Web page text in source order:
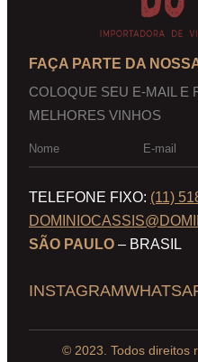
FAÇA PARTE DA
COLOQUE SEU E-MAIL E
MELHORES VINHOS
TELEFONE FIXO: (11)
SÃO PAULO – BRASIL
INSTAGRAM
© 2023. Todos direitos